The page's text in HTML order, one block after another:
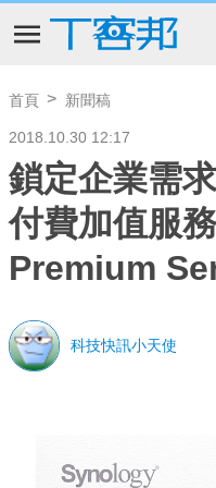
首頁 新聞稿
2018.10.30 12:17
鎖定企業需
付費加值服
Premium
科技快訊小天使